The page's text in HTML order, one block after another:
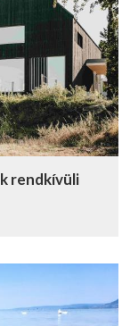
rendkívüli